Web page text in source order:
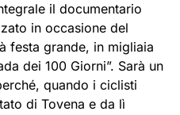
il documentario
in occasione del
festa grande, in migliaia
dei 100 Giorni”. Sarà un
quando i ciclisti
di Tovena e da lì